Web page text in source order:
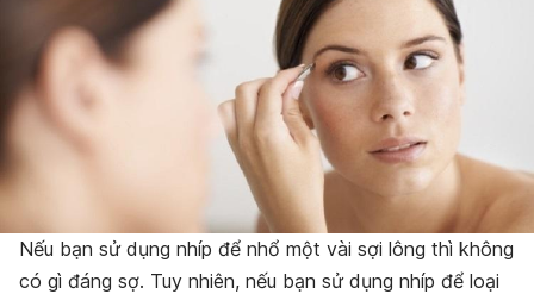
Nếu bạn sử dụng nhíp để nhổ một vài sợi lông thì không
có gì đáng sợ. Tuy nhiên, nếu bạn sử dụng nhíp để loại